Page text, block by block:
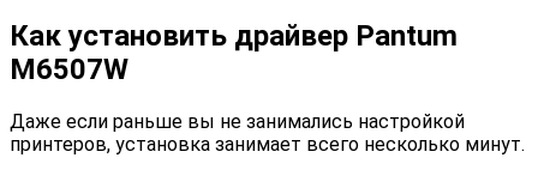
Как установить драйвер Pantum
M6507W
Даже если раньше вы не занимались настройкой
принтеров, установка занимает всего несколько минут.